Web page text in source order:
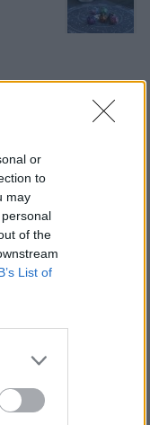
or
to
may
of the
List of